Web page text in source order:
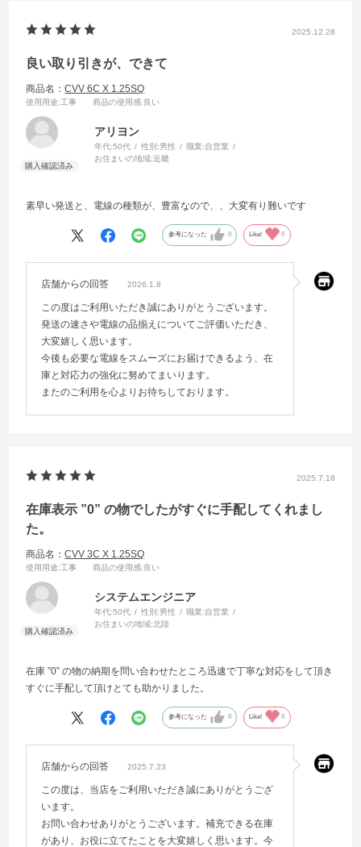
2025.12.28
良い取り引きが、できて
商品名：CVV 6C X 1.25SQ
使用用途:工事 商品の使用感:良い
アリヨン
年代:50代 性別:男性 職業:自営業
お住まいの地域:近畿
素早い発送と、電線の種類が、豊富なので、、大変有り難いです
参考になった 0 Like! 0
店舗からの回答 2026.1.8
この度はご利用いただき誠にありがとうございます。
発送の速さや電線の品揃えについてご評価いただき、
大変嬉しく思います。
今後も必要な電線をスムーズにお届けできるよう、在
庫と対応力の強化に努めてまいります。
またのご利用を心よりお待ちしております。
2025.7.18
在庫表示 ”0” の物でしたがすぐに手配してくれまし
た。
商品名：CVV 3C X 1.25SQ
使用用途:工事 商品の使用感:良い
システムエンジニア
年代:50代 性別:男性 職業:自営業
お住まいの地域:北陸
在庫 ”0” の物の納期を問い合わせたところ迅速で丁寧な対応をして頂き
すぐに手配して頂けとても助かりました。
参考になった 0 Like! 0
店舗からの回答 2025.7.23
この度は、当店をご利用いただき誠にありがとうござ
います。
お問い合わせありがとうございます。補充できる在庫
があり、お役に立てたことを大変嬉しく思います。今